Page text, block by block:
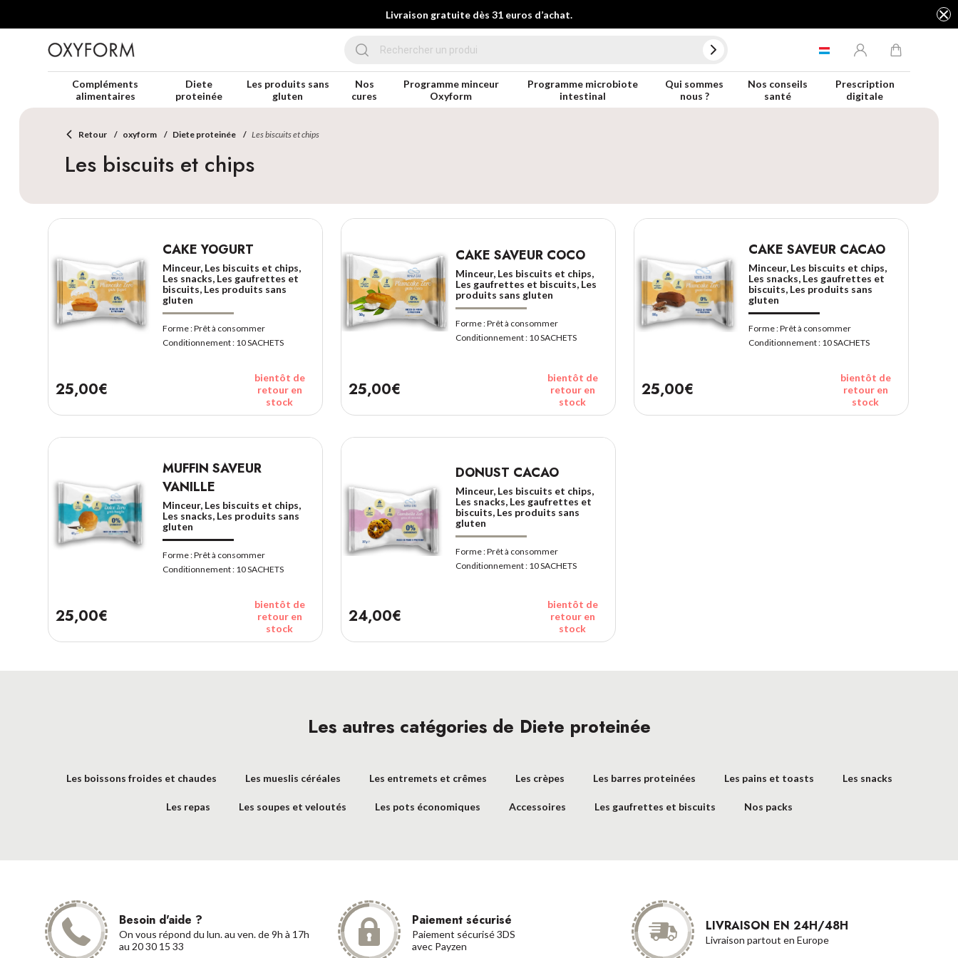
Livraison gratuite dès 31 euros d’achat.
Compléments
alimentaires
Diete
proteinée
Les produits sans
gluten
Nos
cures
Programme minceur
Oxyform
Programme microbiote
intestinal
Qui sommes
nous ?
Nos conseils
santé
Prescription
digitale
Retour oxyform Diete proteinée Les biscuits et chips
Les biscuits et chips
CAKE YOGURT
Minceur, Les biscuits et chips,
Les snacks, Les gaufrettes et
biscuits, Les produits sans
gluten
Forme :Prêt à consommer
Conditionnement : 10 SACHETS
25,00€
bientôt de
retour en
stock
CAKE SAVEUR COCO
Minceur, Les biscuits et chips,
Les gaufrettes et biscuits, Les
produits sans gluten
Forme :Prêt à consommer
Conditionnement : 10 SACHETS
25,00€
bientôt de
retour en
stock
CAKE SAVEUR CACAO
Minceur, Les biscuits et chips,
Les snacks, Les gaufrettes et
biscuits, Les produits sans
gluten
Forme :Prêt à consommer
Conditionnement : 10 SACHETS
25,00€
bientôt de
retour en
stock
MUFFIN SAVEUR
VANILLE
Minceur, Les biscuits et chips,
Les snacks, Les produits sans
gluten
Forme :Prêt à consommer
Conditionnement : 10 SACHETS
25,00€
bientôt de
retour en
stock
DONUST CACAO
Minceur, Les biscuits et chips,
Les snacks, Les gaufrettes et
biscuits, Les produits sans
gluten
Forme :Prêt à consommer
Conditionnement : 10 SACHETS
24,00€
bientôt de
retour en
stock
Les autres catégories de Diete proteinée
Les boissons froides et chaudes Les mueslis céréales Les entremets et crêmes Les crèpes Les barres proteinées Les pains et toasts Les snacks
Les repas Les soupes et veloutés Les pots économiques Accessoires Les gaufrettes et biscuits Nos packs
Besoin d'aide ?
On vous répond du lun. au ven. de 9h à 17h
au 20 30 15 33
Paiement sécurisé
Paiement sécurisé 3DS
avec Payzen
LIVRAISON EN 24H/48H
Livraison partout en Europe